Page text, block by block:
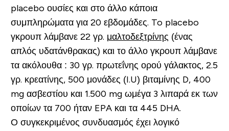
placebo ουσίες και στο άλλο κάποια
συμπληρώματα για 20 εβδομάδες. To placebo
γκρουπ λάμβανε 22 γρ. μαλτοδεξτρίνης (ένας
απλός υδατάνθρακας) και το άλλο γκρουπ λάμβανε
τα ακόλουθα : 30 γρ. πρωτεΐνης ορού γάλακτος, 2.5
γρ. κρεατίνης, 500 μονάδες (I.U) βιταμίνης D, 400
mg ασβεστίου και 1.500 mg ωμέγα 3 λιπαρά εκ των
οποίων τα 700 ήταν EPA και τα 445 DHA.
Ο συγκεκριμένος συνδυασμός έχει λογικό